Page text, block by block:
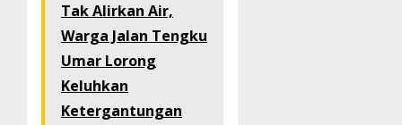
Tak Alirkan Air,
Warga Jalan Tengku
Umar Lorong
Keluhkan
Ketergantungan